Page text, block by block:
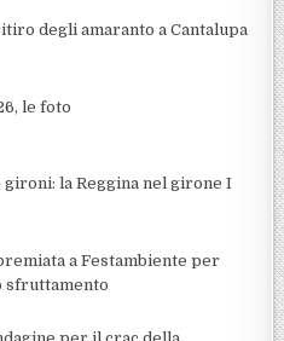
degli amaranto a Cantalupa
le foto
la Reggina nel girone I
a Festambiente per
sfruttamento